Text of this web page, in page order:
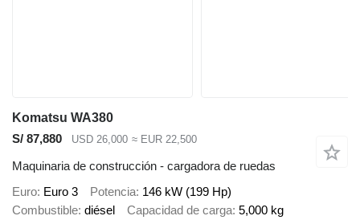
Komatsu WA380
S/ 87,880
USD 26,000 ≈ EUR 22,500
Maquinaria de construcción - cargadora de ruedas
Euro Euro 3 Potencia 146 kW (199 Hp)
Combustible diésel Capacidad de carga 5,000 kg